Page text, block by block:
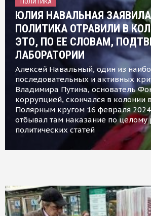
ЮЛИЯ НАВАЛЬНАЯ
ПОЛИТИКА ОТРАВИЛИ В
ЭТО, ПО ЕЕ СЛОВАМ,
ЛАБОРАТОРИИ
Алексей Навальный, один из
последовательных и активных
Владимира Путина, основатель
коррупцией, скончался в колонии
Полярным кругом 16 февраля
отбывал там наказание по целому
политических статей